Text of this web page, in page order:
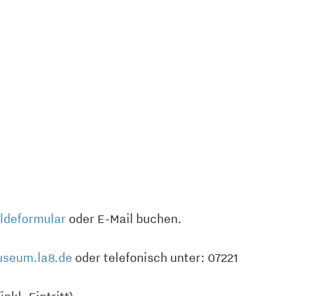
oder E-Mail buchen.
oder telefonisch unter: 07221